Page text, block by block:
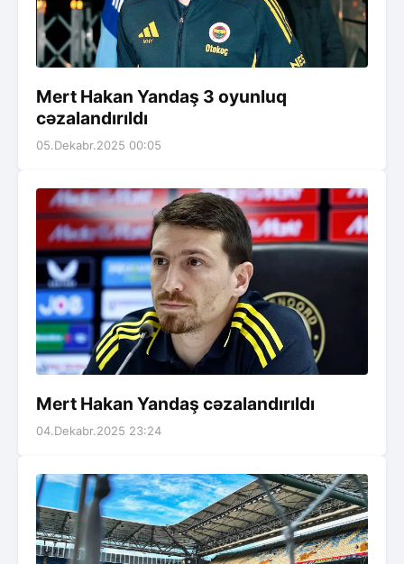
Mert Hakan Yandaş 3 oyunluq
cəzalandırıldı
05.Dekabr.2025 00:05
Mert Hakan Yandaş cəzalandırıldı
04.Dekabr.2025 23:24